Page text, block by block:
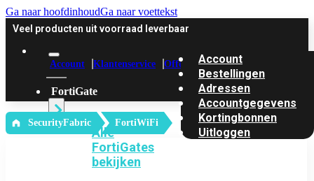
Ga naar hoofdinhoudGa naar voettekst
Veel producten uit voorraad leverbaar
Account Klantenservice Offerte
FortiGate
Alle
FortiGates
bekijken
Account
Bestellingen
Adressen
Accountgegevens
Kortingbonnen
Uitloggen
‎ SecurityFabric FortiWiFi